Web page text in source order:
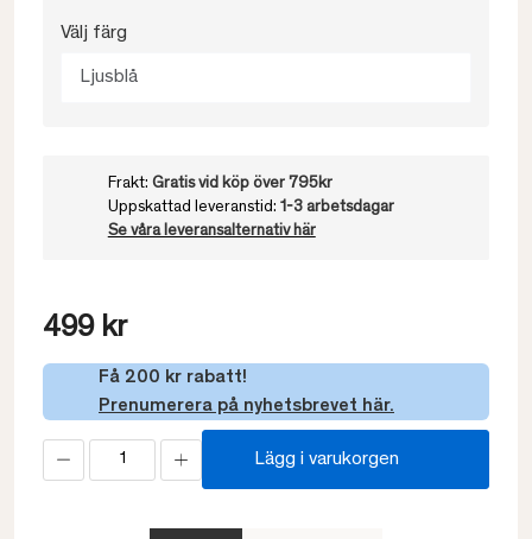
Välj färg
Ljusblå
Frakt: Gratis vid köp över 795kr
Uppskattad leveranstid: 1-3 arbetsdagar
Se våra leveransalternativ här
499 kr
Få 200 kr rabatt!
Prenumerera på nyhetsbrevet här.
Lägg i varukorgen